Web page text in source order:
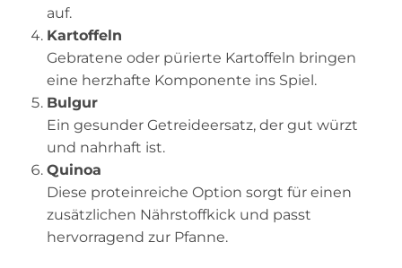
auf.
Kartoffeln
Gebratene oder pürierte Kartoffeln bringen
eine herzhafte Komponente ins Spiel.
Bulgur
Ein gesunder Getreideersatz, der gut würzt
und nahrhaft ist.
Quinoa
Diese proteinreiche Option sorgt für einen
zusätzlichen Nährstoffkick und passt
hervorragend zur Pfanne.